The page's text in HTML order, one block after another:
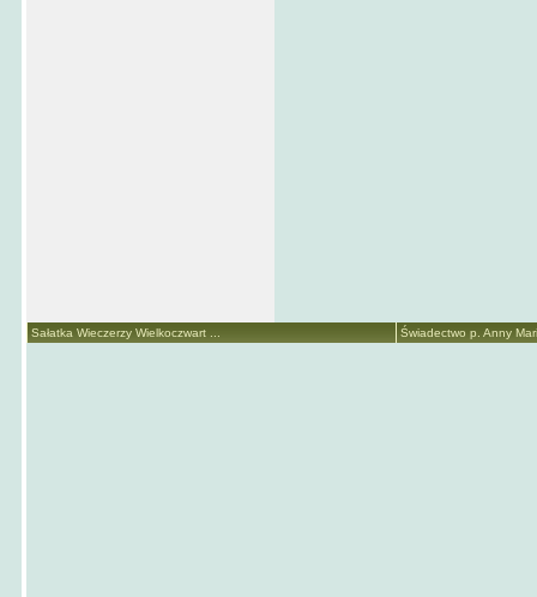
Sałatka Wieczerzy Wielkoczwart ... Świadectwo p. Anny